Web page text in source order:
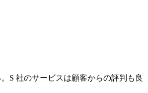
S 社のサービスは顧客からの評判も良